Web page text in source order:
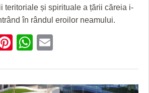
teritoriale și spirituale a țării căreia i-
în rândul eroilor neamului.
Pinterest
WhatsApp